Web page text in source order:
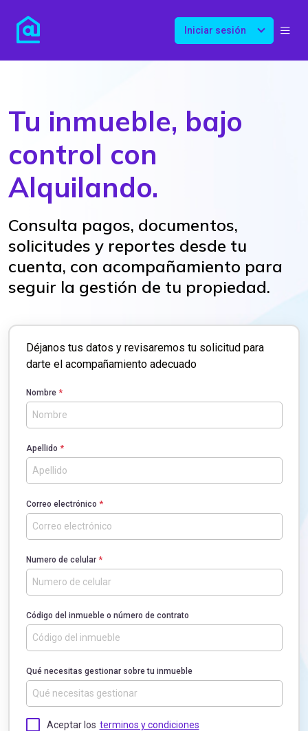
Iniciar sesión
Déjanos tus datos y revisaremos tu solicitud para
darte el acompañamiento adecuado
Nombre *
Apellido *
Correo electrónico *
Numero de celular *
Código del inmueble o número de contrato
Qué necesitas gestionar sobre tu inmueble
Aceptar los terminos y condiciones
Tu inmueble, bajo
control con
Alquilando.
Consulta pagos, documentos,
solicitudes y reportes desde tu
cuenta, con acompañamiento para
seguir la gestión de tu propiedad.